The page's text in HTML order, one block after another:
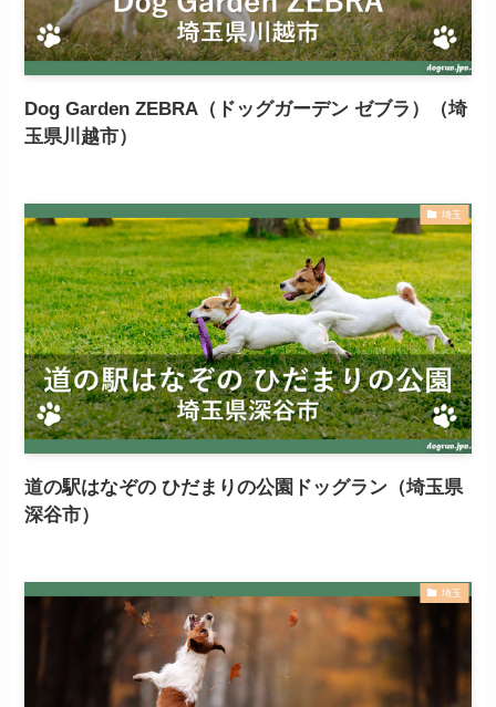
Dog Garden ZEBRA（ドッグガーデン ゼブラ）（埼
玉県川越市）
埼玉
道の駅はなぞの ひだまりの公園ドッグラン（埼玉県
深谷市）
埼玉